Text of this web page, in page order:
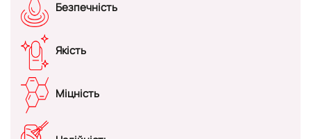
Безпечність
Якість
Міцність